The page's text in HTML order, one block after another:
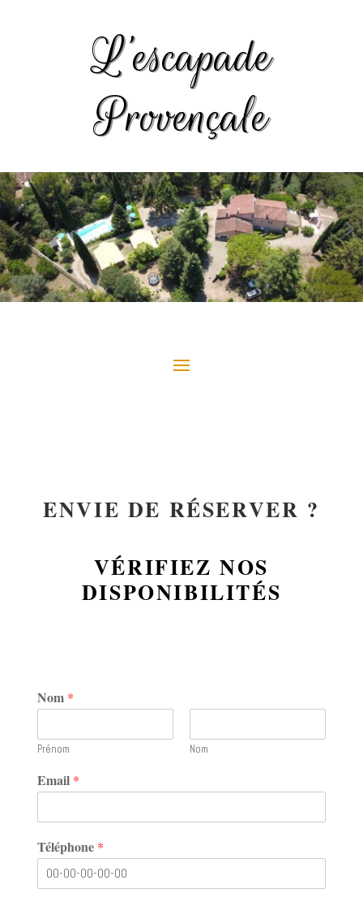
L’escapade
Provençale
ENVIE DE RÉSERVER ?
VÉRIFIEZ NOS
DISPONIBILITÉS
Nom *
Prénom Nom
Email *
Téléphone *